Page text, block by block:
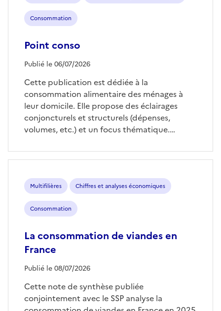
Consommation
Point conso
Publié le 06/07/2026
Cette publication est dédiée à la
consommation alimentaire des ménages à
leur domicile. Elle propose des éclairages
conjoncturels et structurels (dépenses,
volumes, etc.) et un focus thématique.…
Multifilières Chiffres et analyses économiques
Consommation
La consommation de viandes en
France
Publié le 08/07/2026
Cette note de synthèse publiée
conjointement avec le SSP analyse la